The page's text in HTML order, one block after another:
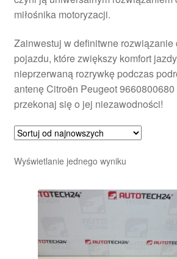
Zamówienia
Zasady i warunki
miłośnika motoryzacji.
Zainwestuj w definitwne rozwiązanie
pojazdu, które zwiększy komfort
nieprzerwaną rozrywkę podczas
antenę Citroën Peugeot
przekonaj się o jej niezawodności!
Wyświetlanie jednego wyniku